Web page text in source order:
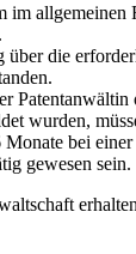
im allgemeinen
über die
Patentanwältin
wurden,
bei
gewesen sein.